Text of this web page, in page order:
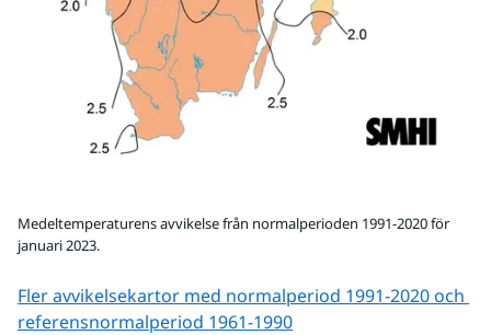
Medeltemperaturens avvikelse från normalperioden 1991-2020 för
januari 2023.
Fler avvikelsekartor med normalperiod 1991-2020 och
referens­normalperiod 1961-1990